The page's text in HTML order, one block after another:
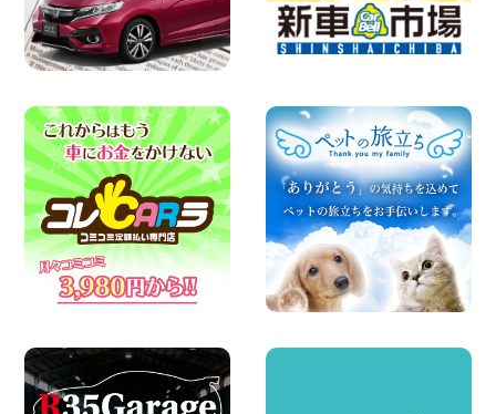
楽しい佐渡旅行を守るために!安全運転の
お願い 新潟県 両津店
100円レンタカー 両津
日産セレナが新入荷!!中川かの里店!! 愛知
県 中川かの里店
100円レンタカー 中川かの里
2026年08月07日
☆ 夏休みクーポン登場!最大9,500円おト
ク! ☆ 鳥取県 鳥取青谷店
100円レンタカー 鳥取青谷
2026年08月07日
夏季休暇のお知らせ 東京都 墨田両国店
100円レンタカー 墨田両国
2026年08月07日
夏季休暇のお知らせ 東京都 墨田文花店